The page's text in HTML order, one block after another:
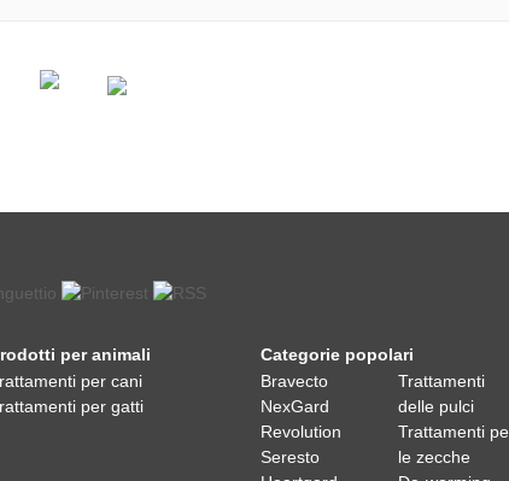
per animali
per cani
per gatti
Categorie popolari
Bravecto
NexGard
Revolution
Seresto
Trattamenti
delle pulci
Trattamenti
le zecche